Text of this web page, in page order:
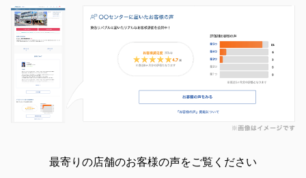
最寄りの店舗のお客様の声をご覧ください